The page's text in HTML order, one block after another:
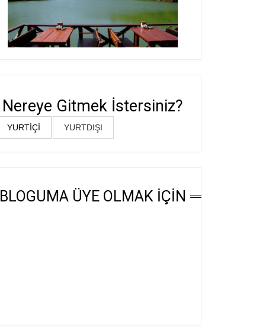
Nereye Gitmek İstersiniz?
YURTİÇİ YURTDIŞI
BLOGUMA ÜYE OLMAK İÇİN